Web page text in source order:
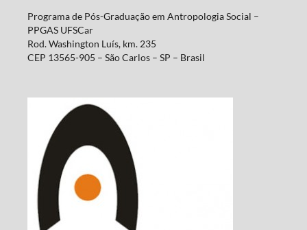
Programa de Pós-Graduação em Antropologia Social –
PPGAS UFSCar
Rod. Washington Luís, km. 235
CEP 13565-905 – São Carlos – SP – Brasil